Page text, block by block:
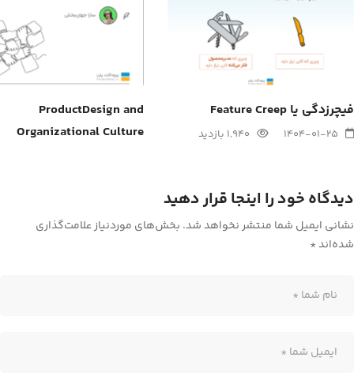
فیچرزدگی یا Feature Creep
1404-01-25 1,940 بازدید
ProductDesign and
Organizational Culture
دیدگاه خود را اینجا قرار دهید
نشانی ایمیل شما منتشر نخواهد شد. بخش‌های موردنیاز علامت‌گذاری
شده‌اند*